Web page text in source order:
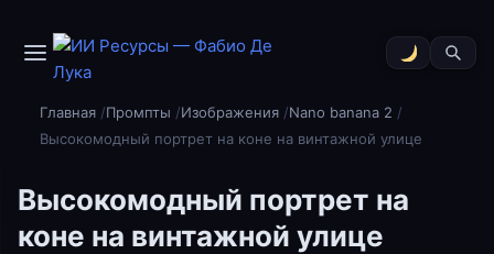
Главная Промпты Изображения
Nano banana 2
Высокомодный портрет на коне на винтажной улице
Высокомодный портрет на
коне на винтажной улице